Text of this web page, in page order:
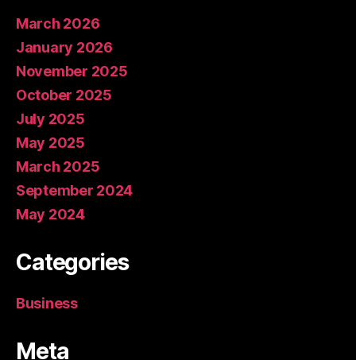
March 2026
January 2026
November 2025
October 2025
July 2025
May 2025
March 2025
September 2024
May 2024
Categories
Business
Meta